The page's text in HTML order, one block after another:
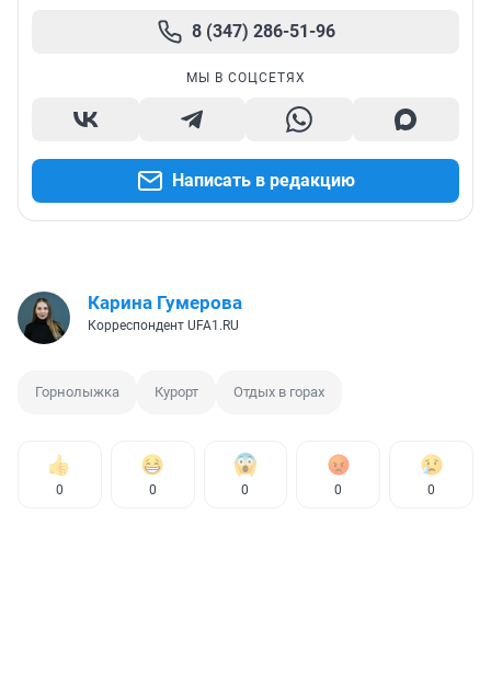
8 (347) 286-51-96
МЫ В СОЦСЕТЯХ
Написать в редакцию
Карина Гумерова
Корреспондент UFA1.RU
Горнолыжка Курорт Отдых в горах
0 0 0 0 0